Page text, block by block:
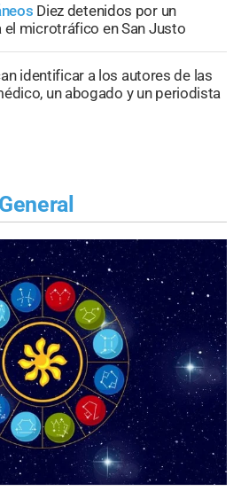
Diez detenidos por un
microtráfico en San Justo
identificar a los autores de las
un abogado y un periodista